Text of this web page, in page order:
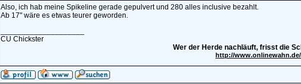
Also, ich hab meine Spikeline gerade gepulvert und 280 alles inclusive bezahlt.
Ab 17" wäre es etwas teurer geworden.
CU Chickster
Wer der Herde nachläuft, frisst die
http://